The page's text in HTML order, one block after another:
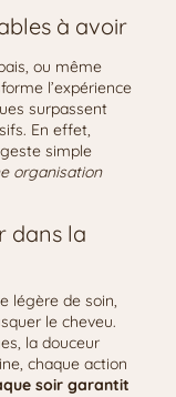
à avoir
ou même
l’expérience
surpassent
En effet,
simple
organisation
dans la
légère de soin,
le cheveu.
la douceur
chaque action
soir garantit